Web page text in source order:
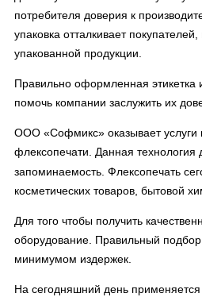
потребителя доверия к
упаковка отталкивает
упакованной продукции.
Правильно оформленная этикетка
помочь компании заслужить их
ООО «Софмикс» оказывает услуги
флексопечати. Данная технология
запоминаемость. Флексопечать
косметических товаров, бытовой
Для того чтобы получить
оборудование. Правильный подбор
минимумом издержек.
На сегодняшний день